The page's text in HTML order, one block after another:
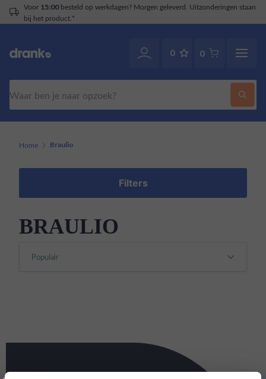
Voor 15:00besteld op werkdagen? Morgen geleverd. Uitzonderingen staan
bij het product.*
0 0
Home Braulio
Filters
BRAULIO